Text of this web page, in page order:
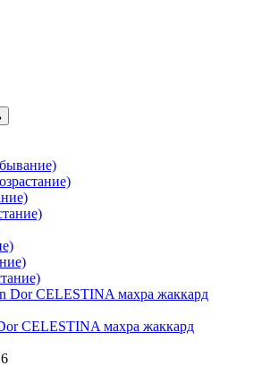
CELESTINA махра жаккард